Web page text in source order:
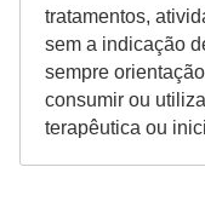
tratamentos,
sem a indicação
sempre
consumir ou
terapêutica ou